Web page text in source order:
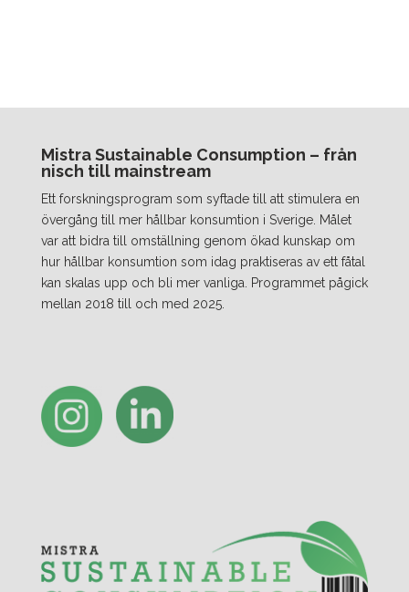
Mistra Sustainable Consumption – från
nisch till mainstream
Ett forskningsprogram som syftade till att stimulera en
övergång till mer hållbar konsumtion i Sverige. Målet
var att bidra till omställning genom ökad kunskap om
hur hållbar konsumtion som idag praktiseras av ett fåtal
kan skalas upp och bli mer vanliga. Programmet pågick
mellan 2018 till och med 2025.